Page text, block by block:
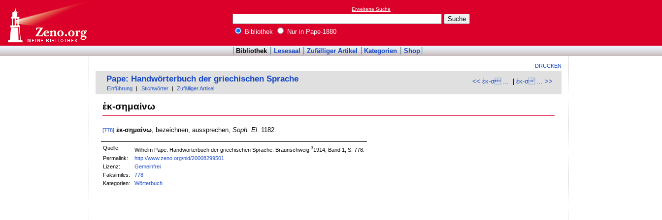
Erweiterte Suche
Bibliothek Nur in Pape-1880
Bibliothek Lesesaal Zufälliger Artikel Kategorien Shop
DRUCKEN
<< ἐκ-σ ... |ἐκ-σ ... >>
Pape: Handwörterbuch der griechischen Sprache
Einführung Stichwörter Zufälliger Artikel
ἐκ-σημαίνω
[778] ἐκ-σημαίνω, bezeichnen, aussprechen, Soph. El. 1182.
Quelle: Wilhelm Pape: Handwörterbuch der griechischen Sprache. Braunschweig31914, Band 1, S. 778.
Permalink:
http://www.zeno.org/nid/20008299501
Lizenz:
Gemeinfrei
Faksimiles:
778
Kategorien:
Wörterbuch